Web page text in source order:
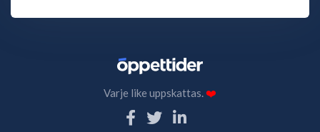
Varje like uppskattas.❤️